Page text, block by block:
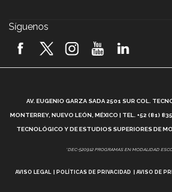
2026! (video)
¿Cómo es el Modelo
Vida Tec: Feminismo e
Síguenos
AV. EUGENIO GARZA SADA 2501 SUR COL.
MONTERREY, NUEVO LEÓN, MÉXICO | TEL. +52 (81)
TECNOLÓGICO Y DE ESTUDIOS SUPERIORES DE
*DEC-520912 PROGRAMAS EN MODALIDAD
AVISO LEGAL POLÍTICAS DE PRIVACIDAD AVISO DE